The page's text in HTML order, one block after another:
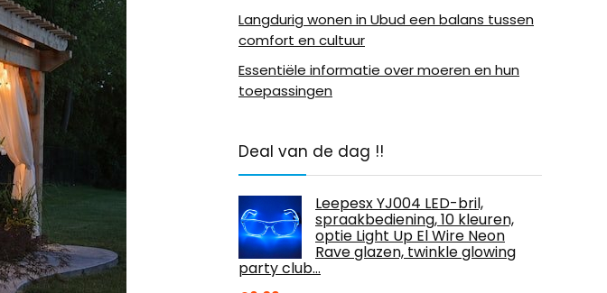
Langdurig wonen in Ubud een balans tussen
comfort en cultuur
Essentiële informatie over moeren en hun
toepassingen
Deal van de dag !!
Leepesx YJ004 LED-bril,
spraakbediening, 10 kleuren,
optie Light Up El Wire Neon
Rave glazen, twinkle glowing
party club…